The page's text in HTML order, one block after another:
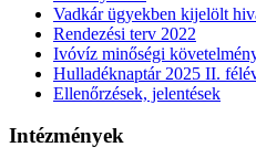
Vadkár ügyekben kijelölt
Rendezési terv 2022
Ivóvíz minőségi
Hulladéknaptár 2025 II.
Ellenőrzések, jelentések
Intézmények